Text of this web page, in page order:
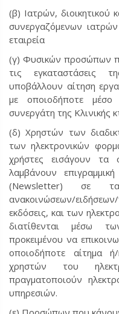
(β) Ιατρών, διοικητικού
συνεργαζόμενων
εταιρεία
(γ) Φυσικών προσώπων
τις εγκαταστάσεις
υποβάλλουν αίτηση
με οποιοδήποτε
συνεργάτη της Κλινικής
(δ) Χρηστών των
των ηλεκτρονικών
χρήστες εισάγουν τα
λαμβάνουν
(Newsletter) σε
ανακοινώσεων/
εκδόσεις, και των
διατίθενται μέσω
προκειμένου να
οποιοδήποτε αίτημα
χρηστών του
πραγματοποιούν
υπηρεσιών.